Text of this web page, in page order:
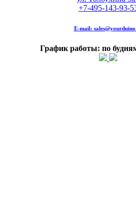
+7-495-143-93-
E-mail:
График работы: по